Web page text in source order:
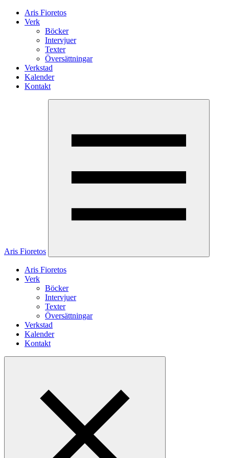
Aris Fioretos
Verk
Böcker
Intervjuer
Texter
Översättningar
Verkstad
Kalender
Kontakt
Aris Fioretos
Aris Fioretos
Verk
Böcker
Intervjuer
Texter
Översättningar
Verkstad
Kalender
Kontakt